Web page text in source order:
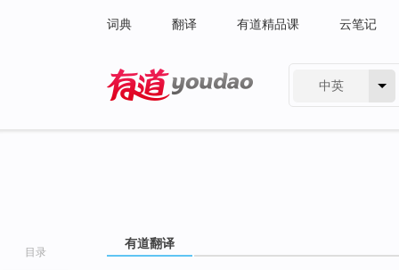
词典 翻译 有道精品课 云笔记
中英
目录
有道翻译